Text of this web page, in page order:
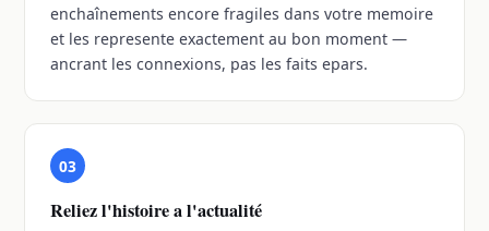
enchaînements encore fragiles dans votre memoire
et les represente exactement au bon moment —
ancrant les connexions, pas les faits epars.
03
Reliez l'histoire a l'actualité